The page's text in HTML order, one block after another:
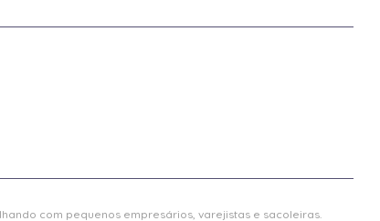
com pequenos empresários, varejistas e sacoleiras.